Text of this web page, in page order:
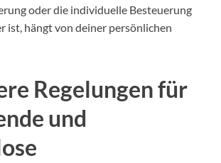
oder die individuelle Besteuerung
ist, hängt von deiner persönlichen
Regelungen für
und